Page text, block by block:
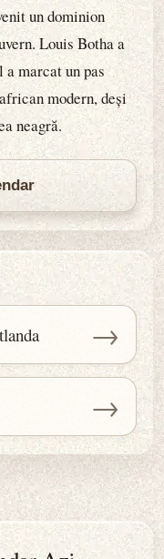
un dominion
Louis Botha a
marcat un pas
modern, deși
neagră.
→
→